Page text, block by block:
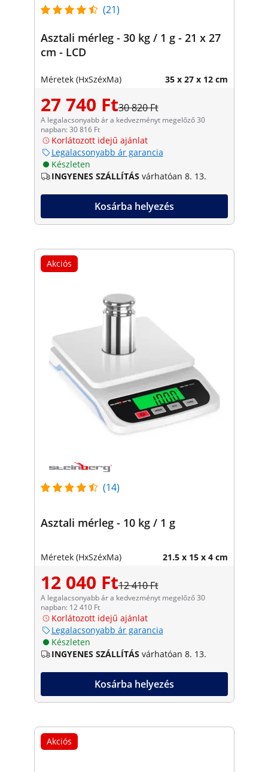
(21)
Asztali mérleg - 30 kg / 1 g - 21 x 27
cm - LCD
Méretek (HxSzéxMa) 35 x 27 x 12 cm
27 740 Ft30 820 Ft
A legalacsonyabb ár a kedvezményt megelőző 30
napban: 30 816 Ft
Korlátozott idejű ajánlat
Legalacsonyabb ár garancia
Készleten
INGYENES SZÁLLÍTÁS várhatóan 8. 13.
Kosárba helyezés
Akciós
(14)
Asztali mérleg - 10 kg / 1 g
Méretek (HxSzéxMa) 21.5 x 15 x 4 cm
12 040 Ft12 410 Ft
A legalacsonyabb ár a kedvezményt megelőző 30
napban: 12 410 Ft
Korlátozott idejű ajánlat
Legalacsonyabb ár garancia
Készleten
INGYENES SZÁLLÍTÁS várhatóan 8. 13.
Kosárba helyezés
Akciós